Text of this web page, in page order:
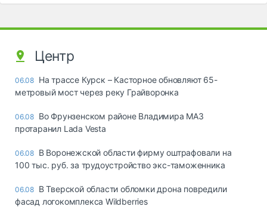
Центр
06.08 На трассе Курск – Касторное обновляют 65-
метровый мост через реку Грайворонка
06.08 Во Фрунзенском районе Владимира МАЗ
протаранил Lada Vesta
06.08 В Воронежской области фирму оштрафовали на
100 тыс. руб. за трудоустройство экс-таможенника
06.08 В Тверской области обломки дрона повредили
фасад логокомплекса Wildberries